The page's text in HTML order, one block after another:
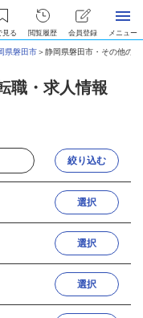
見る 閲覧履歴 会員登録 メニュー
県磐田市＞静岡県磐田市・その他の
職・求人情報
絞り込む
選択
選択
選択